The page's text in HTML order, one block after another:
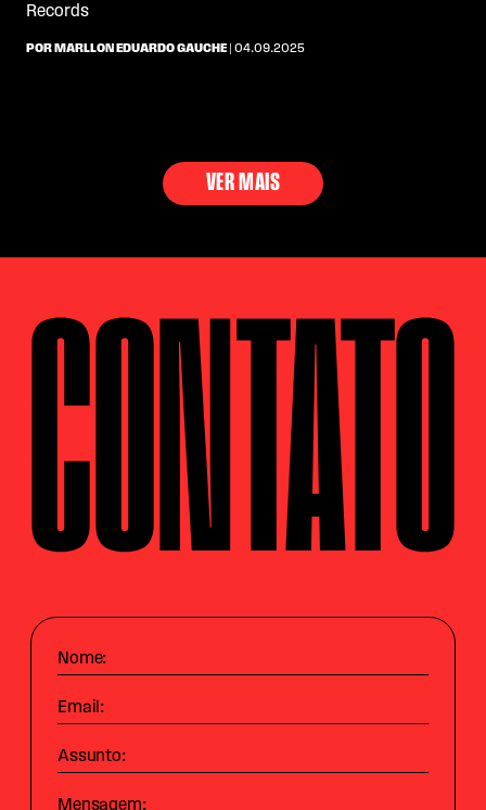
Records
POR MARLLON EDUARDO GAUCHE | 04.09.2025
VER MAIS
CONTATO
Nome:
Email:
Assunto:
Mensagem: